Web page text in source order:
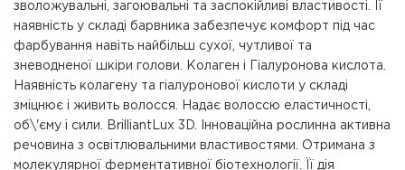
зволожувальні, загоювальні та заспокійливі властивості. Її
наявність у складі барвника забезпечує комфорт під час
фарбування навіть найбільш сухої, чутливої та
зневодненої шкіри голови. Колаген і Гіалуронова кислота.
Наявність колагену та гіалуронової кислоти у складі
зміцнює і живить волосся. Надає волоссю еластичності,
об\'єму і сили. BrilliantLux 3D. Інноваційна рослинна активна
речовина з освітлювальними властивостями. Отримана з
молекулярної ферментативної біотехнології. Її дія